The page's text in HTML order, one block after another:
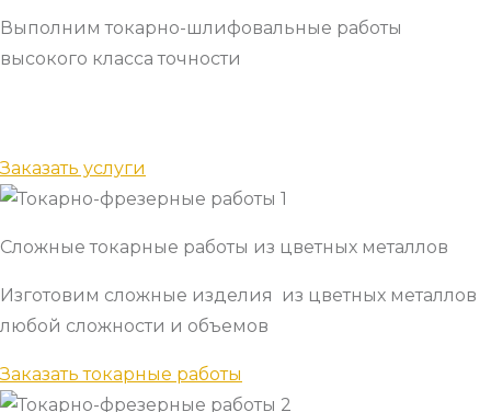
Выполним токарно-шлифовальные работы
высокого класса точности
Заказать услуги
Сложные токарные работы из цветных металлов
Изготовим сложные изделия из цветных металлов
любой сложности и объемов
Заказать токарные работы